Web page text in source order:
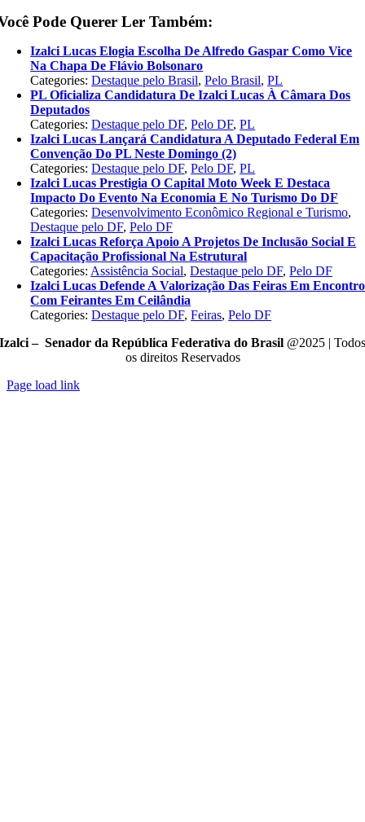
Pode Querer Ler Também:
Izalci Lucas Elogia Escolha De Alfredo Gaspar Como Vice
Na Chapa De Flávio Bolsonaro
Categories:Destaque pelo Brasil,Pelo Brasil,PL
PL Oficializa Candidatura De Izalci Lucas À Câmara Dos
Deputados
Categories:Destaque pelo DF,Pelo DF,PL
Izalci Lucas Lançará Candidatura A Deputado Federal Em
Convenção Do PL Neste Domingo (2)
Categories:Destaque pelo DF,Pelo DF,PL
Izalci Lucas Prestigia O Capital Moto Week E Destaca
Impacto Do Evento Na Economia E No Turismo Do DF
Categories:Desenvolvimento Econômico Regional e Turismo,
Destaque pelo DF,Pelo DF
Izalci Lucas Reforça Apoio A Projetos De Inclusão Social E
Capacitação Profissional Na Estrutural
Categories: Assistência Social,Destaque pelo DF,Pelo DF
Izalci Lucas Defende A Valorização Das Feiras Em Encontro
Com Feirantes Em Ceilândia
Categories:Destaque pelo DF,Feiras,Pelo DF
Izalci – Senador da República Federativa do Brasil @2025 | Todos
os direitos Reservados
Page load link